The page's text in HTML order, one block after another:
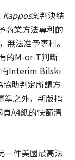
Kappos案判決結
商業方法專利的
無法准予專利。
的M-or-T判斷
南Interim Bilski
助判定所請方
準之外，新版指
A4紙的快篩清
一件美國最高法